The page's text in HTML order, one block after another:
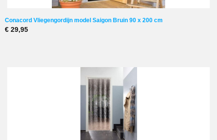
Conacord Vliegengordijn model Saigon Bruin 90 x 200 cm
€ 29,95